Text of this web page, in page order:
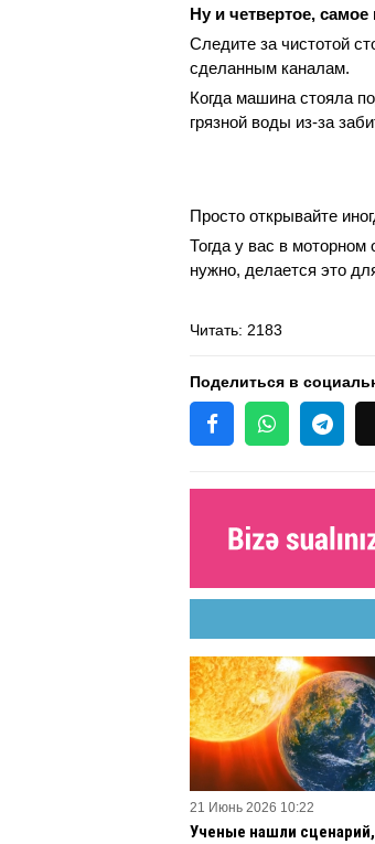
Ну и четвертое, самое
Следите за чистотой
сделанным каналам.
Когда машина стояла
грязной воды из-за
Просто открывайте
Тогда у вас в моторном
нужно, делается это
Читать: 2183
Поделиться в
21 Июнь 2026 10:22
Ученые нашли